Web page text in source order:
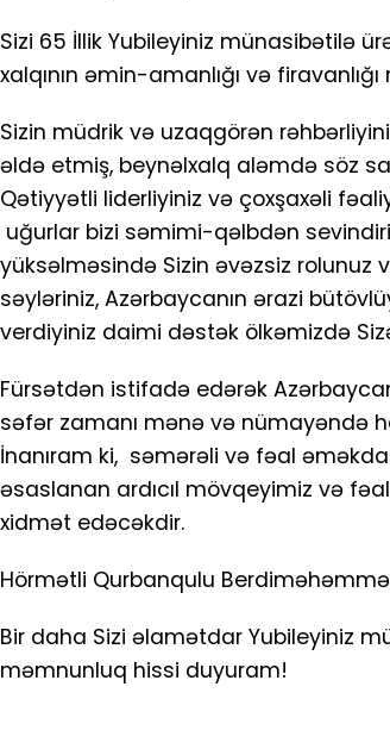
Sizi 65 İllik Yubileyiniz münasibətilə
xalqının əmin-amanlığı və
Sizin müdrik və uzaqgörən
əldə etmiş, beynəlxalq aləmdə söz
Qətiyyətli liderliyiniz və çoxşaxəli
uğurlar bizi səmimi-qəlbdən
yüksəlməsində Sizin əvəzsiz rolunuz
səyləriniz, Azərbaycanın ərazi
verdiyiniz daimi dəstək ölkəmizdə
Fürsətdən istifadə edərək
səfər zamanı mənə və nümayəndə
İnanıram ki, səmərəli və fəal
əsaslanan ardıcıl mövqeyimiz və
xidmət edəcəkdir.
Hörmətli Qurbanqulu
Bir daha Sizi əlamətdar Yubileyiniz
məmnunluq hissi duyuram!